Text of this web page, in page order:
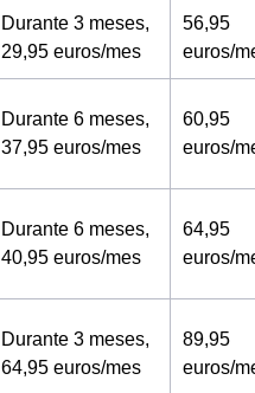
Durante 3 meses,
29,95 euros/mes
56,95
euros/
Durante 6 meses,
37,95 euros/mes
60,95
euros/
Durante 6 meses,
40,95 euros/mes
64,95
euros/
Durante 3 meses,
64,95 euros/mes
89,95
euros/